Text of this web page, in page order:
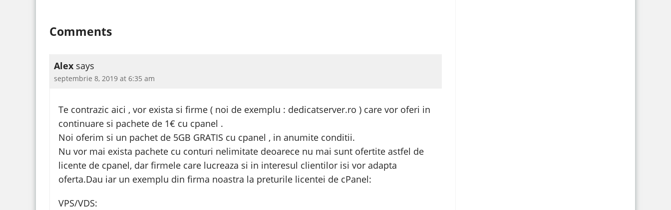
Comments
Alex says
septembrie 8, 2019 at 6:35 am
Te contrazic aici , vor exista si firme ( noi de exemplu : dedicatserver.ro ) care vor oferi in
continuare si pachete de 1€ cu cpanel .
Noi oferim si un pachet de 5GB GRATIS cu cpanel , in anumite conditii.
Nu vor mai exista pachete cu conturi nelimitate deoarece nu mai sunt ofertite astfel de
licente de cpanel, dar firmele care lucreaza si in interesul clientilor isi vor adapta
oferta.Dau iar un exemplu din firma noastra la preturile licentei de cPanel:
VPS/VDS: